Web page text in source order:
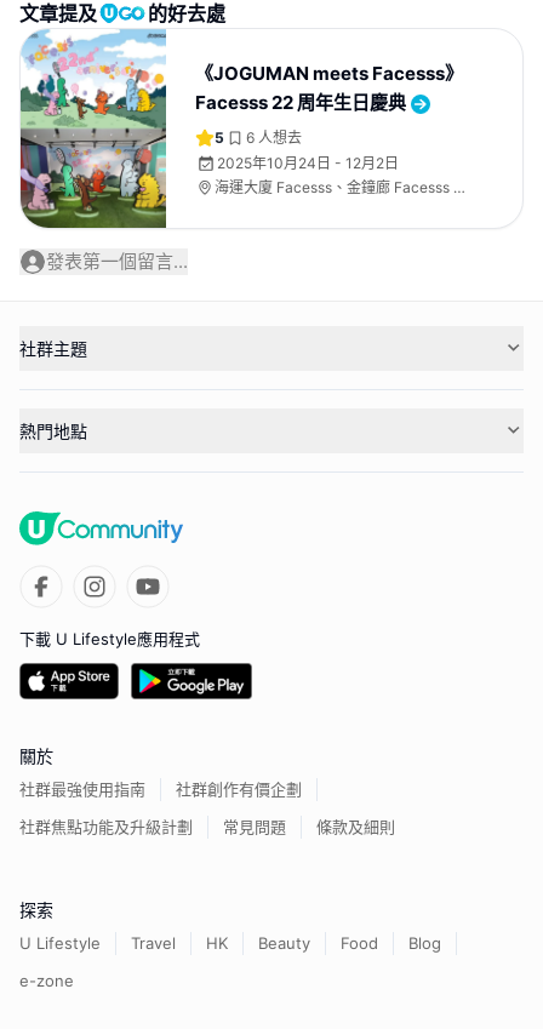
文章提及 的好去處
《JOGUMAN meets Facesss》
Facesss 22 周年生日慶典
5 6 人想去
2025年10月24日 - 12月2日
海運大廈 Facesss、金鐘廊 Facesss 及
發表第一個留言...
社群主題
熱門地點
下載 U Lifestyle應用程式
關於
社群最強使用指南
社群創作有價企劃
社群焦點功能及升級計劃
常見問題 條款及細則
探索
U Lifestyle Travel HK Beauty Food
Blog
e-zone